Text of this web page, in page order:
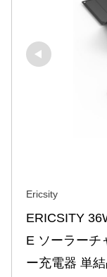
Ericsity
ERICSITY
E ソーラーチ
ー充電器 単